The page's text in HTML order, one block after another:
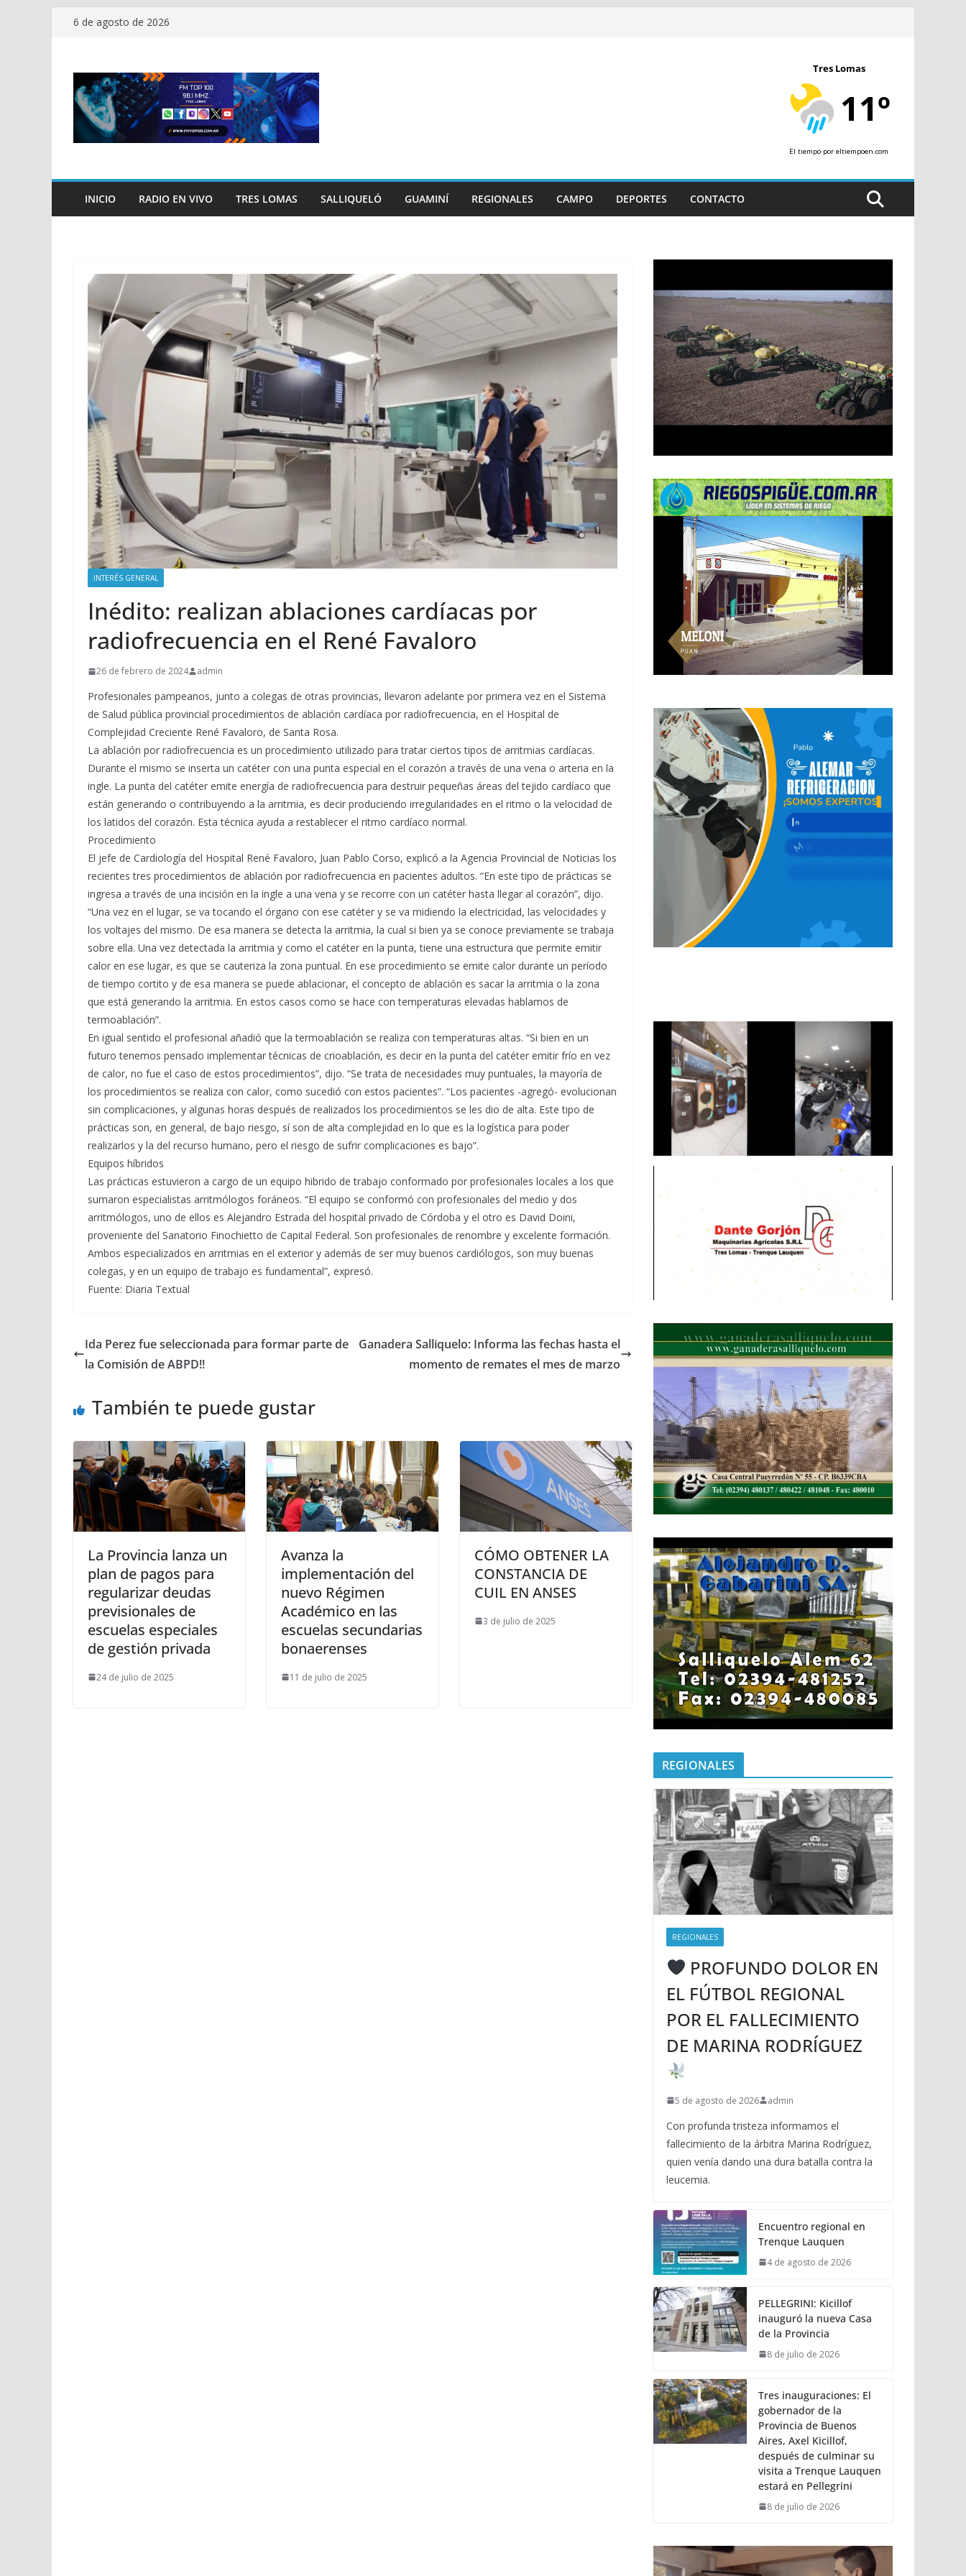
Saltar6 de agosto de 2026
Tres Lomas
11º
El tiempo por eltiempoen.com
INICIO RADIO EN VIVO TRES LOMAS SALLIQUELÓ GUAMINÍ REGIONALES CAMPO DEPORTES CONTACTO
INTERÉS GENERAL
Inédito: realizan ablaciones cardíacas por
radiofrecuencia en el René Favaloro
26 de febrero de 2024 admin
Profesionales pampeanos, junto a colegas de otras provincias, llevaron adelante por primera vez en el Sistema
de Salud pública provincial procedimientos de ablación cardíaca por radiofrecuencia, en el Hospital de
Complejidad Creciente René Favaloro, de Santa Rosa.
La ablación por radiofrecuencia es un procedimiento utilizado para tratar ciertos tipos de arritmias cardíacas.
Durante el mismo se inserta un catéter con una punta especial en el corazón a través de una vena o arteria en la
ingle. La punta del catéter emite energía de radiofrecuencia para destruir pequeñas áreas del tejido cardíaco que
están generando o contribuyendo a la arritmia, es decir produciendo irregularidades en el ritmo o la velocidad de
los latidos del corazón. Esta técnica ayuda a restablecer el ritmo cardíaco normal.
Procedimiento
El jefe de Cardiología del Hospital René Favaloro, Juan Pablo Corso, explicó a la Agencia Provincial de Noticias los
recientes tres procedimientos de ablación por radiofrecuencia en pacientes adultos. “En este tipo de prácticas se
ingresa a través de una incisión en la ingle a una vena y se recorre con un catéter hasta llegar al corazón”, dijo.
“Una vez en el lugar, se va tocando el órgano con ese catéter y se va midiendo la electricidad, las velocidades y
los voltajes del mismo. De esa manera se detecta la arritmia, la cual si bien ya se conoce previamente se trabaja
sobre ella. Una vez detectada la arritmia y como el catéter en la punta, tiene una estructura que permite emitir
calor en ese lugar, es que se cauteriza la zona puntual. En ese procedimiento se emite calor durante un período
de tiempo cortito y de esa manera se puede ablacionar, el concepto de ablación es sacar la arritmia o la zona
que está generando la arritmia. En estos casos como se hace con temperaturas elevadas hablamos de
termoablación”.
En igual sentido el profesional añadió que la termoablación se realiza con temperaturas altas. “Si bien en un
futuro tenemos pensado implementar técnicas de crioablación, es decir en la punta del catéter emitir frío en vez
de calor, no fue el caso de estos procedimientos”, dijo. “Se trata de necesidades muy puntuales, la mayoría de
los procedimientos se realiza con calor, como sucedió con estos pacientes”. “Los pacientes -agregó- evolucionan
sin complicaciones, y algunas horas después de realizados los procedimientos se les dio de alta. Este tipo de
prácticas son, en general, de bajo riesgo, sí son de alta complejidad en lo que es la logística para poder
realizarlos y la del recurso humano, pero el riesgo de sufrir complicaciones es bajo”.
Equipos híbridos
Las prácticas estuvieron a cargo de un equipo hibrido de trabajo conformado por profesionales locales a los que
sumaron especialistas arritmólogos foráneos. “El equipo se conformó con profesionales del medio y dos
arritmólogos, uno de ellos es Alejandro Estrada del hospital privado de Córdoba y el otro es David Doini,
proveniente del Sanatorio Finochietto de Capital Federal. Son profesionales de renombre y excelente formación.
Ambos especializados en arritmias en el exterior y además de ser muy buenos cardiólogos, son muy buenas
colegas, y en un equipo de trabajo es fundamental”, expresó.
Fuente: Diaria Textual
Ida Perez fue seleccionada para formar parte de
la Comisión de ABPD!!
Ganadera Salliquelo: Informa las fechas hasta el
momento de remates el mes de marzo
También te puede gustar
La Provincia lanza un
plan de pagos para
regularizar deudas
previsionales de
escuelas especiales
de gestión privada
24 de julio de 2025
Avanza la
implementación del
nuevo Régimen
Académico en las
escuelas secundarias
bonaerenses
11 de julio de 2025
CÓMO OBTENER LA
CONSTANCIA DE
CUIL EN ANSES
3 de julio de 2025
REGIONALES
REGIONALES
PROFUNDO DOLOR EN
EL FÚTBOL REGIONAL
POR EL FALLECIMIENTO
DE MARINA RODRÍGUEZ
5 de agosto de 2026 admin
Con profunda tristeza informamos el
fallecimiento de la árbitra Marina Rodríguez,
quien venía dando una dura batalla contra la
leucemia.
Encuentro regional en
Trenque Lauquen
4 de agosto de 2026
PELLEGRINI: Kicillof
inauguró la nueva Casa
de la Provincia
8 de julio de 2026
Tres inauguraciones: El
gobernador de la
Provincia de Buenos
Aires, Axel Kicillof,
después de culminar su
visita a Trenque Lauquen
estará en Pellegrini
8 de julio de 2026